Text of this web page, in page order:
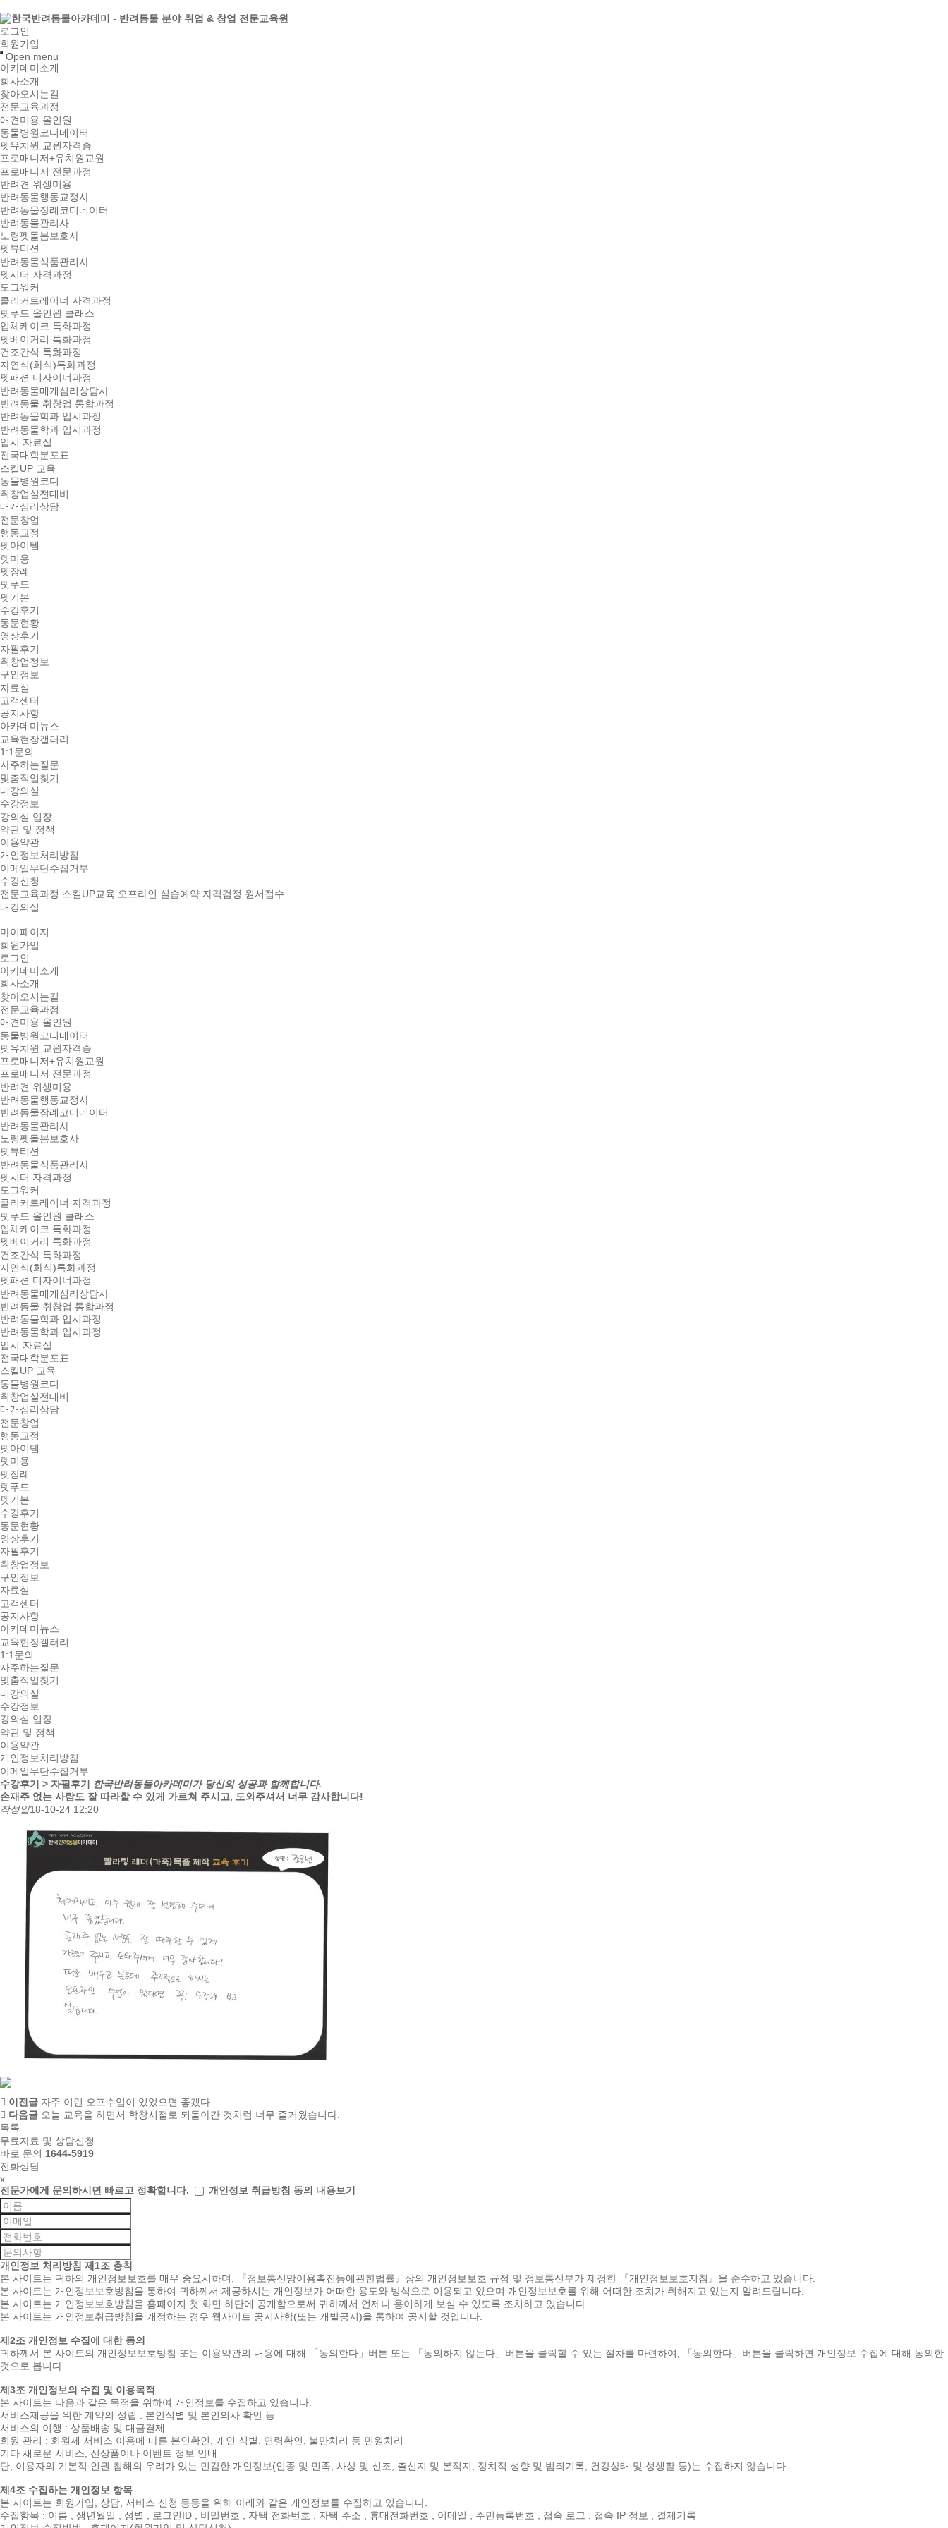
로그인
회원가입
Open menu
아카데미소개
회사소개
찾아오시는길
전문교육과정
애견미용 올인원
동물병원코디네이터
펫유치원 교원자격증
프로매니저+유치원교원
프로매니저 전문과정
반려견 위생미용
반려동물행동교정사
반려동물장례코디네이터
반려동물관리사
노령펫돌봄보호사
펫뷰티션
반려동물식품관리사
펫시터 자격과정
도그워커
클리커트레이너 자격과정
펫푸드 올인원 클래스
입체케이크 특화과정
펫베이커리 특화과정
건조간식 특화과정
자연식(화식)특화과정
펫패션 디자이너과정
반려동물매개심리상담사
반려동물 취창업 통합과정
반려동물학과 입시과정
반려동물학과 입시과정
입시 자료실
전국대학분포표
스킬UP 교육
동물병원코디
취창업실전대비
매개심리상담
전문창업
행동교정
펫아이템
펫미용
펫장례
펫푸드
펫기본
수강후기
동문현황
영상후기
자필후기
취창업정보
구인정보
자료실
고객센터
공지사항
아카데미뉴스
교육현장갤러리
1:1문의
자주하는질문
맞춤직업찾기
내강의실
수강정보
강의실 입장
약관 및 정책
이용약관
개인정보처리방침
이메일무단수집거부
수강신청
전문교육과정 스킬UP교육 오프라인 실습예약 자격검정 원서접수
내강의실
마이페이지
회원가입
로그인
아카데미소개
회사소개
찾아오시는길
전문교육과정
애견미용 올인원
동물병원코디네이터
펫유치원 교원자격증
프로매니저+유치원교원
프로매니저 전문과정
반려견 위생미용
반려동물행동교정사
반려동물장례코디네이터
반려동물관리사
노령펫돌봄보호사
펫뷰티션
반려동물식품관리사
펫시터 자격과정
도그워커
클리커트레이너 자격과정
펫푸드 올인원 클래스
입체케이크 특화과정
펫베이커리 특화과정
건조간식 특화과정
자연식(화식)특화과정
펫패션 디자이너과정
반려동물매개심리상담사
반려동물 취창업 통합과정
반려동물학과 입시과정
반려동물학과 입시과정
입시 자료실
전국대학분포표
스킬UP 교육
동물병원코디
취창업실전대비
매개심리상담
전문창업
행동교정
펫아이템
펫미용
펫장례
펫푸드
펫기본
수강후기
동문현황
영상후기
자필후기
취창업정보
구인정보
자료실
고객센터
공지사항
아카데미뉴스
교육현장갤러리
1:1문의
자주하는질문
맞춤직업찾기
내강의실
수강정보
강의실 입장
약관 및 정책
이용약관
개인정보처리방침
이메일무단수집거부
수강후기 > 자필후기
한국반려동물아카데미가 당신의 성공과 함께합니다.
손재주 없는 사람도 잘 따라할 수 있게 가르쳐 주시고, 도와주셔서 너무 감사합니다!
작성일18-10-24 12:20
이전글 자주 이런 오프수업이 있었으면 좋겠다.
다음글 오늘 교육을 하면서 학창시절로 되돌아간 것처럼 너무 즐거웠습니다.
목록
무료자료 및 상담신청
바로 문의 1644-5919
전화상담
x
전문가에게 문의하시면 빠르고 정확합니다. 개인정보 취급방침 동의 내용보기
개인정보 처리방침 제1조 총칙
본 사이트는 귀하의 개인정보보호를 매우 중요시하며, 『정보통신망이용촉진등에관한법률』상의 개인정보보호 규정 및 정보통신부가 제정한 『개인정보보호지침』을 준수하고 있습니다.
본 사이트는 개인정보보호방침을 통하여 귀하께서 제공하시는 개인정보가 어떠한 용도와 방식으로 이용되고 있으며 개인정보보호를 위해 어떠한 조치가 취해지고 있는지 알려드립니다.
본 사이트는 개인정보보호방침을 홈페이지 첫 화면 하단에 공개함으로써 귀하께서 언제나 용이하게 보실 수 있도록 조치하고 있습니다.
본 사이트는 개인정보취급방침을 개정하는 경우 웹사이트 공지사항(또는 개별공지)을 통하여 공지할 것입니다.
제2조 개인정보 수집에 대한 동의
귀하께서 본 사이트의 개인정보보호방침 또는 이용약관의 내용에 대해 「동의한다」버튼 또는 「동의하지 않는다」버튼을 클릭할 수 있는 절차를 마련하여, 「동의한다」버튼을 클릭하면 개인정보 수집에 대해 동의한
것으로 봅니다.
제3조 개인정보의 수집 및 이용목적
본 사이트는 다음과 같은 목적을 위하여 개인정보를 수집하고 있습니다.
서비스제공을 위한 계약의 성립 : 본인식별 및 본인의사 확인 등
서비스의 이행 : 상품배송 및 대금결제
회원 관리 : 회원제 서비스 이용에 따른 본인확인, 개인 식별, 연령확인, 불만처리 등 민원처리
기타 새로운 서비스, 신상품이나 이벤트 정보 안내
단, 이용자의 기본적 인권 침해의 우려가 있는 민감한 개인정보(인종 및 민족, 사상 및 신조, 출신지 및 본적지, 정치적 성향 및 범죄기록, 건강상태 및 성생활 등)는 수집하지 않습니다.
제4조 수집하는 개인정보 항목
본 사이트는 회원가입, 상담, 서비스 신청 등등을 위해 아래와 같은 개인정보를 수집하고 있습니다.
수집항목 : 이름 , 생년월일 , 성별 , 로그인ID , 비밀번호 , 자택 전화번호 , 자택 주소 , 휴대전화번호 , 이메일 , 주민등록번호 , 접속 로그 , 접속 IP 정보 , 결제기록